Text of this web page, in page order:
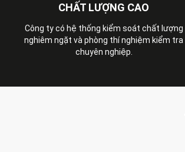
CHẤT LƯỢNG CAO
Công ty có hệ thống kiểm soát chất lượng
nghiêm ngặt và phòng thí nghiệm kiểm tra
chuyên nghiệp.